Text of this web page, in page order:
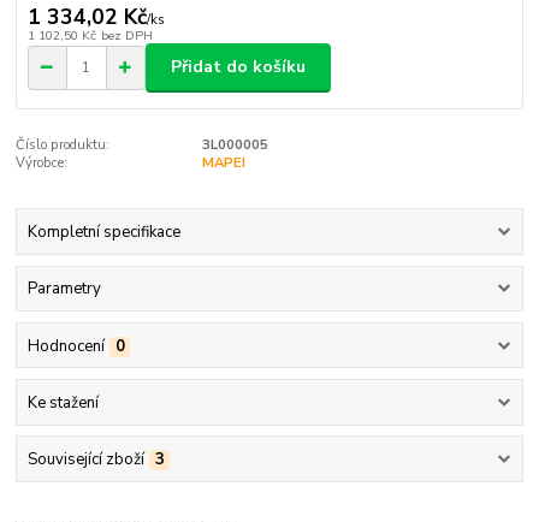
1 334,02 Kč/ks
1 102,50 Kč bez DPH
Přidat do košíku
Číslo produktu:
3L000005
Výrobce:
MAPEI
Kompletní specifikace
Parametry
Hodnocení 0
Ke stažení
Související zboží 3